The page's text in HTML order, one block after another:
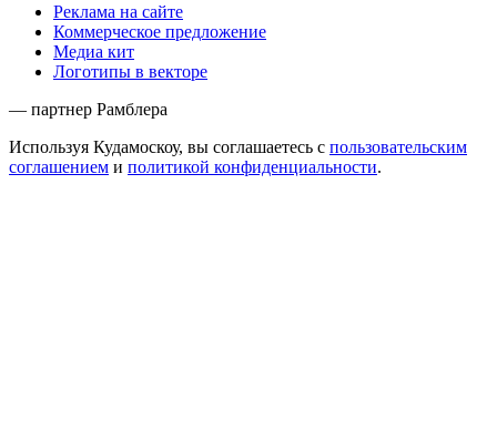
Реклама на сайте
Коммерческое предложение
Медиа кит
Логотипы в векторе
— партнер Рамблера
Используя Кудамоскоу, вы соглашаетесь с пользовательским
соглашением и политикой конфиденциальности.